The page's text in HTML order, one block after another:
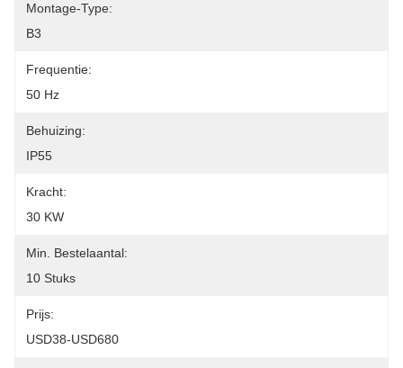
Montage-Type:
B3
Frequentie:
50 Hz
Behuizing:
IP55
Kracht:
30 KW
Min. Bestelaantal:
10 Stuks
Prijs:
USD38-USD680